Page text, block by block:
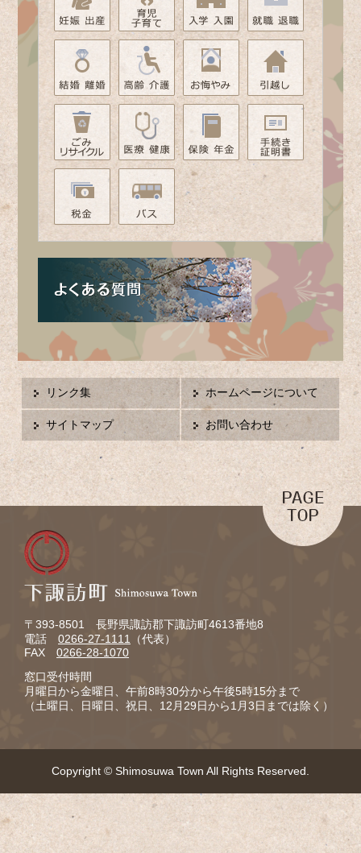
リンク集 ホームページについて
サイトマップ お問い合わせ
〒393-8501 長野県諏訪郡下諏訪町4613番地8
電話 0266-27-1111 （代表）
FAX 0266-28-1070
窓口受付時間
月曜日から金曜日、午前8時30分から午後5時15分まで
（土曜日、日曜日、祝日、12月29日から1月3日までは除く）
Copyright © Shimosuwa Town All Rights Reserved.